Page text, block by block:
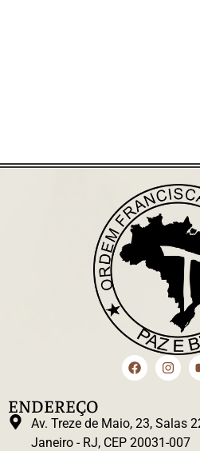
ENDEREÇO
Av. Treze de Maio, 23, Salas
Janeiro - RJ, CEP 20031-007